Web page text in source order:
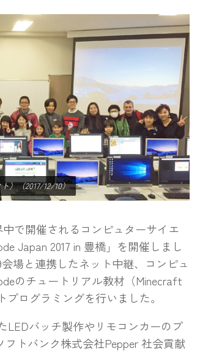
）（2017/12/10）
で開催されるコンピュターサイエ
Japan 2017 in 豊橋」を開催しまし
場と連携したネット中継、コンピュ
のチュートリアル教材（Minecraft
ログラミングを行いました。
LEDバッチ製作やリモコンカーのプ
トバンク株式会社Pepper 社会貢献